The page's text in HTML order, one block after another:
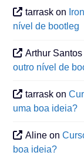
tarrask on
nível de bootleg
Arthur Santos
outro nível de
tarrask on
uma boa ideia?
Aline on
boa ideia?